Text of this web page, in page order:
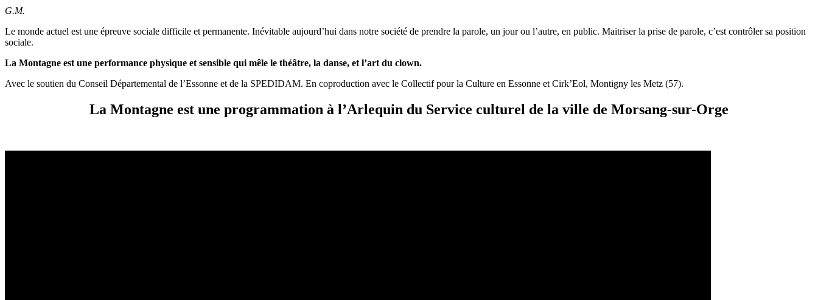
G.M.
Le monde actuel est une épreuve sociale difficile et permanente. Inévitable aujourd’hui dans notre société de prendre la parole, un jour ou l’autre, en public. Maitriser la prise de parole, c’est contrôler sa position
sociale.
La Montagne est une performance physique et sensible qui mêle le théâtre, la danse, et l’art du clown.
Avec le soutien du Conseil Départemental de l’Essonne et de la SPEDIDAM. En coproduction avec le Collectif pour la Culture en Essonne et Cirk’Eol, Montigny les Metz (57).
La Montagne est une programmation à l’Arlequin du Service culturel de la ville de Morsang-sur-Orge